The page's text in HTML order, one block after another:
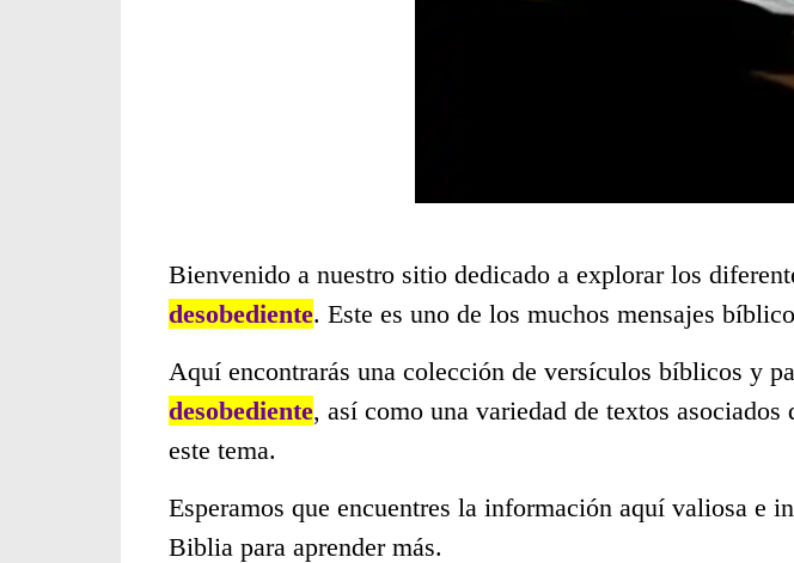
Bienvenido a nuestro sitio dedicado a explorar los
desobediente. Este es uno de los muchos mensajes
Aquí encontrarás una colección de versículos bíblicos y
desobediente, así como una variedad de textos
este tema.
Esperamos que encuentres la información aquí valiosa e
Biblia para aprender más.